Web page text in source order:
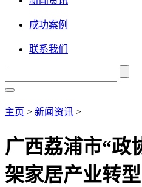
成功案例
联系我们
主页 > 新闻资讯 >
广西荔浦市“政
架家居产业转型